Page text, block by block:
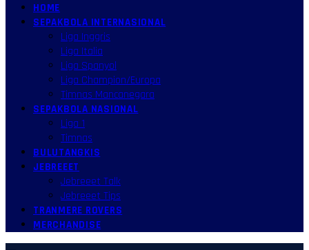
HOME
SEPAKBOLA INTERNASIONAL
Liga Inggris
Liga Italia
Liga Spanyol
Liga Champion/Europa
Timnas Mancanegara
SEPAKBOLA NASIONAL
Liga 1
Timnas
BULUTANGKIS
JEBREEET
Jebreeet Talk
Jebreeet Tips
TRANMERE ROVERS
MERCHANDISE